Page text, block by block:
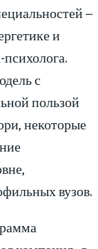
–
и
с
пользой
некоторые
вузов.